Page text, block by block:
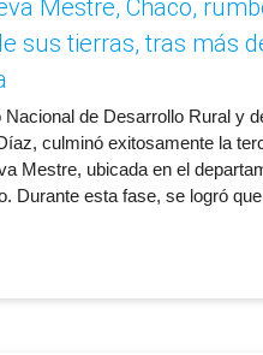
Mestre, Chaco,
sus tierras, tras más
de Desarrollo Rural y
culminó exitosamente la
Mestre, ubicada en el
Durante esta fase, se logró